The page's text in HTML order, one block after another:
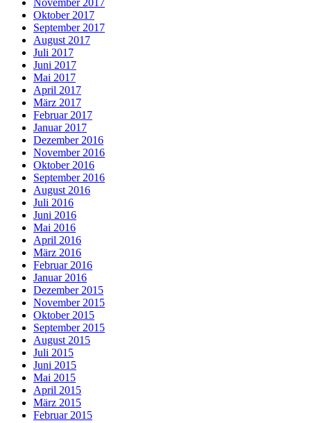
Oktober 2017
September 2017
August 2017
Juli 2017
Juni 2017
Mai 2017
April 2017
März 2017
Februar 2017
Januar 2017
Dezember 2016
November 2016
Oktober 2016
September 2016
August 2016
Juli 2016
Juni 2016
Mai 2016
April 2016
März 2016
Februar 2016
Januar 2016
Dezember 2015
November 2015
Oktober 2015
September 2015
August 2015
Juli 2015
Juni 2015
Mai 2015
April 2015
März 2015
Februar 2015